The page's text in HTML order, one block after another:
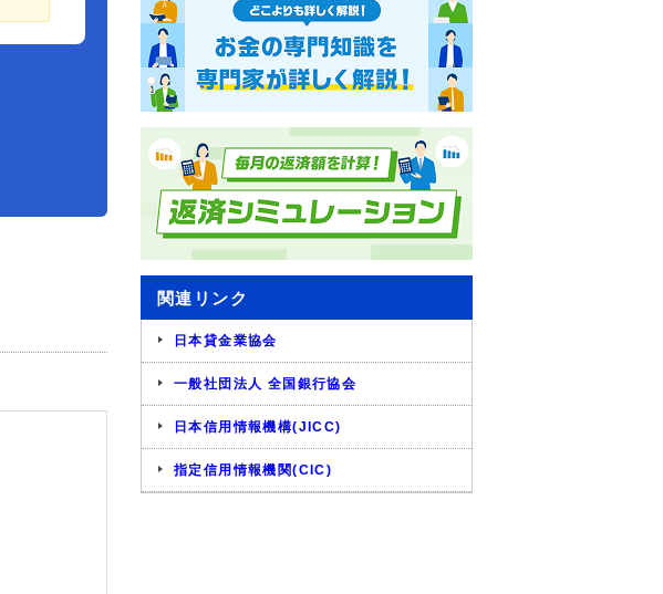
関連リンク
日本貸金業協会
一般社団法人 全国銀行協会
日本信用情報機構(JICC)
指定信用情報機関(CIC)